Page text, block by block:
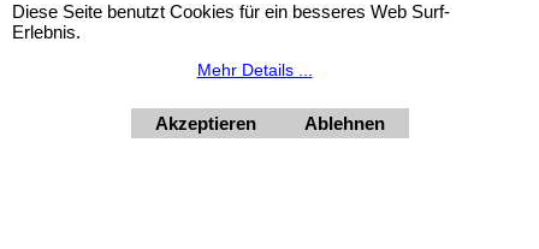
Geschäft HORNdeko1010 Wien,
Fischerstiege 4-8
Diese Seite benutzt Cookies für ein besseres Web Surf-
Erlebnis.
Mehr Details ...
Akzeptieren Ablehnen